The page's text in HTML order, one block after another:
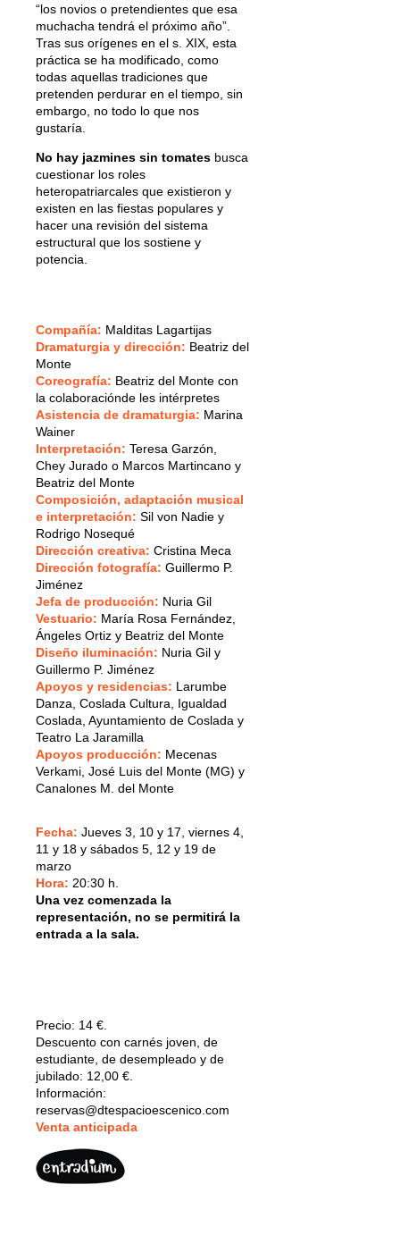
“los novios o pretendientes que esa
muchacha tendrá el próximo año”.
Tras sus orígenes en el s. XIX, esta
práctica se ha modificado, como
todas aquellas tradiciones que
pretenden perdurar en el tiempo, sin
embargo, no todo lo que nos
gustaría.
No hay jazmines sin tomates busca
cuestionar los roles
heteropatriarcales que existieron y
existen en las fiestas populares y
hacer una revisión del sistema
estructural que los sostiene y
potencia.
Compañía: Malditas Lagartijas
Dramaturgia y dirección: Beatriz del
Monte
Coreografía: Beatriz del Monte con
la colaboraciónde les intérpretes
Asistencia de dramaturgia: Marina
Wainer
Interpretación: Teresa Garzón,
Chey Jurado o Marcos Martincano y
Beatriz del Monte
Composición, adaptación musical
e interpretación: Sil von Nadie y
Rodrigo Nosequé
Dirección creativa: Cristina Meca
Dirección fotografía: Guillermo P.
Jiménez
Jefa de producción: Nuria Gil
Vestuario: María Rosa Fernández,
Ángeles Ortiz y Beatriz del Monte
Diseño iluminación: Nuria Gil y
Guillermo P. Jiménez
Apoyos y residencias: Larumbe
Danza, Coslada Cultura, Igualdad
Coslada, Ayuntamiento de Coslada y
Teatro La Jaramilla
Apoyos producción: Mecenas
Verkami, José Luis del Monte (MG) y
Canalones M. del Monte
Fecha: Jueves 3, 10 y 17, viernes 4,
11 y 18 y sábados 5, 12 y 19 de
marzo
Hora: 20:30 h.
Una vez comenzada la
representación, no se permitirá la
entrada a la sala.
Precio: 14 €.
Descuento con carnés joven, de
estudiante, de desempleado y de
jubilado: 12,00 €.
Información:
reservas@dtespacioescenico.com
Venta anticipada